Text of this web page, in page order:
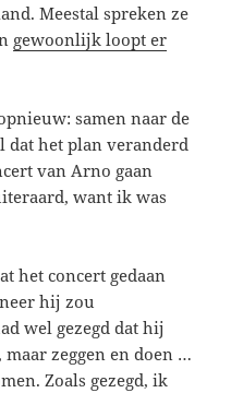
Meestal spreken ze
gewoonlijk loopt er
samen naar de
dat het plan veranderd
van Arno gaan
want ik was
het concert gedaan
hij zou
wel gezegd dat hij
zeggen en doen …
Zoals gezegd, ik